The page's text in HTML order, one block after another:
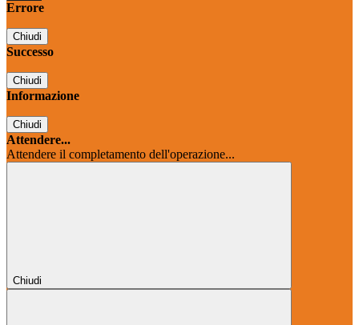
Errore
Chiudi
Successo
Chiudi
Informazione
Chiudi
Attendere...
Attendere il completamento dell'operazione...
Chiudi